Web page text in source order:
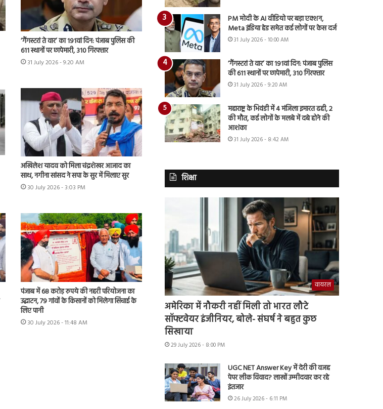
‘गैंगस्टरां ते वार’ का 191वां दिन: पंजाब पुलिस की
611 स्थानों पर छापेमारी, 310 गिरफ्तार
31 July 2026 - 9:20 AM
अखिलेश यादव को मिला चंद्रशेखर आजाद का
साथ, नगीना सांसद ने सपा के सुर में मिलाए सुर
30 July 2026 - 3:03 PM
पंजाब में 68 करोड़ रुपये की नहरी परियोजना का
उद्घाटन, 79 गांवों के किसानों को मिलेगा सिंचाई के
लिए पानी
30 July 2026 - 11:48 AM
PM मोदी के AI वीडियो पर बड़ा एक्शन,
Meta इंडिया हेड समेत कई लोगों पर केस दर्ज
31 July 2026 - 10:00 AM
‘गैंगस्टरां ते वार’ का 191वां दिन: पंजाब पुलिस
की 611 स्थानों पर छापेमारी, 310 गिरफ्तार
31 July 2026 - 9:20 AM
महाराष्ट्र के भिवंडी में 4 मंजिला इमारत ढही, 2
की मौत, कई लोगों के मलबे में दबे होने की
आशंका
31 July 2026 - 8:42 AM
शिक्षा
वायरल
अमेरिका में नौकरी नहीं मिली तो भारत लौटे
सॉफ्टवेयर इंजीनियर, बोले- संघर्ष ने बहुत कुछ
सिखाया
29 July 2026 - 8:00 PM
UGC NET Answer Key में देरी की वजह
पेपर लीक विवाद? लाखों उम्मीदवार कर रहे
इंतजार
26 July 2026 - 6:11 PM